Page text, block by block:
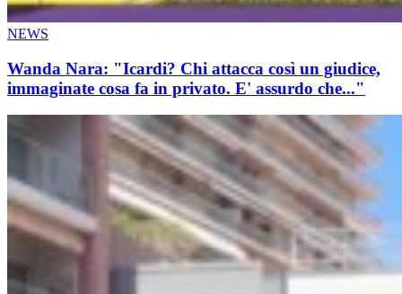
NEWS
Wanda Nara: "Icardi? Chi attacca così un giudice,
immaginate cosa fa in privato. E' assurdo che..."